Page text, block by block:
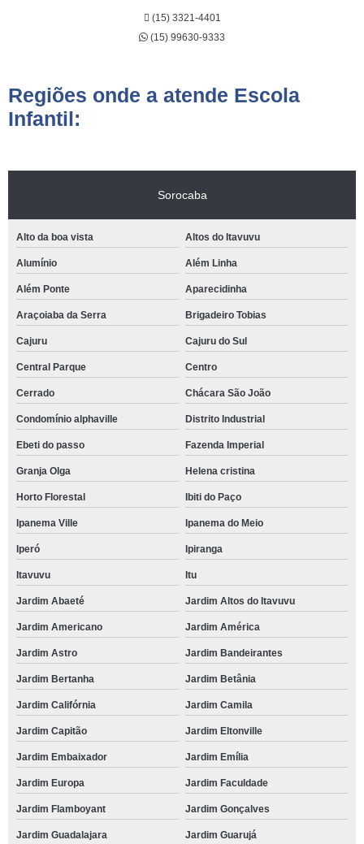
(15) 3321-4401
(15) 99630-9333
Regiões onde a atende Escola
Infantil:
Sorocaba
Alto da boa vista Altos do Itavuvu
Alumínio Além Linha
Além Ponte Aparecidinha
Araçoiaba da Serra Brigadeiro Tobias
Cajuru Cajuru do Sul
Central Parque Centro
Cerrado Chácara São João
Condomínio alphaville Distrito Industrial
Ebeti do passo Fazenda Imperial
Granja Olga Helena cristina
Horto Florestal Ibiti do Paço
Ipanema Ville Ipanema do Meio
Iperó Ipiranga
Itavuvu Itu
Jardim Abaeté Jardim Altos do Itavuvu
Jardim Americano Jardim América
Jardim Astro Jardim Bandeirantes
Jardim Bertanha Jardim Betânia
Jardim Califórnia Jardim Camila
Jardim Capitão Jardim Eltonville
Jardim Embaixador Jardim Emília
Jardim Europa Jardim Faculdade
Jardim Flamboyant Jardim Gonçalves
Jardim Guadalajara Jardim Guarujá